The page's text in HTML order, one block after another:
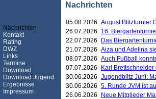
Nachrichten
Nachrichten
Kontakt
Rating
DWZ
Links
Termine
Download
Download Jugend
Ergebnisse
Impressum
05.08.2026 August Blitzturnier
26.07.2026
16.
22.07.2026
Das
21.07.2026 Aiza und Adelina
08.07.2026 Auch Fußball
07.07.2026
Karl
30.06.2026 Jugendblitz Juni:
30.06.2026 5. Runde JVM ist
26.06.2026
Neue Mitglieder